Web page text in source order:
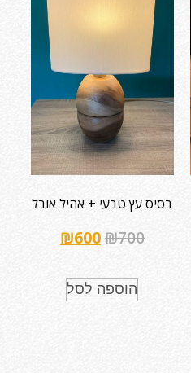
בסיס עץ טבעי + אהיל אובל
₪700
₪600
הוספה לסל